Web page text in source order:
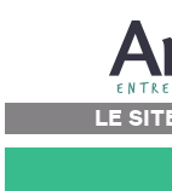
LE